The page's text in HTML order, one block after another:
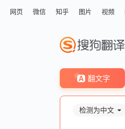
网页 微信 知乎 图片 视频
翻文字
检测为中文